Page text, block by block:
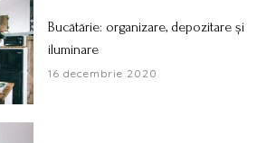
Bucătărie: organizare, depozitare și
iluminare
16 decembrie 2020